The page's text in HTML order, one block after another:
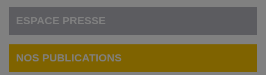
ESPACE PRESSE
NOS PUBLICATIONS